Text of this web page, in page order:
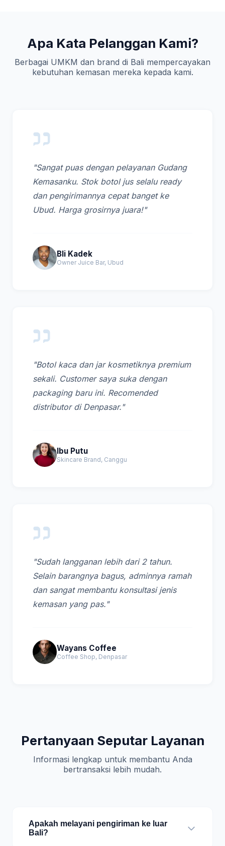
Apa Kata Pelanggan Kami?
Berbagai UMKM dan brand di Bali mempercayakan
kebutuhan kemasan mereka kepada kami.
"Sangat puas dengan pelayanan Gudang
Kemasanku. Stok botol jus selalu ready
dan pengirimannya cepat banget ke
Ubud. Harga grosirnya juara!"
Bli Kadek
Owner Juice Bar, Ubud
"Botol kaca dan jar kosmetiknya premium
sekali. Customer saya suka dengan
packaging baru ini. Recomended
distributor di Denpasar."
Ibu Putu
Skincare Brand, Canggu
"Sudah langganan lebih dari 2 tahun.
Selain barangnya bagus, adminnya ramah
dan sangat membantu konsultasi jenis
kemasan yang pas."
Wayans Coffee
Coffee Shop, Denpasar
Pertanyaan Seputar Layanan
Informasi lengkap untuk membantu Anda
bertransaksi lebih mudah.
Apakah melayani pengiriman ke luar
Bali?